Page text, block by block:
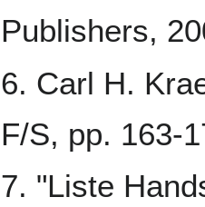
Publishers,
6. Carl H.
F/S, pp. 163-
7. "Liste